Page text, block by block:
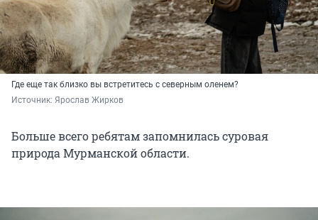
Где еще так близко вы встретитесь с северным оленем?
Источник: Ярослав Жирков
Больше всего ребятам запомнилась суровая
природа Мурманской области.